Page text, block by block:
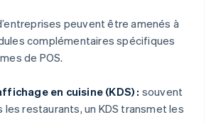
peuvent être amenés à
complémentaires spécifiques
de POS.
en cuisine (KDS) : souvent
les restaurants, un KDS transmet les